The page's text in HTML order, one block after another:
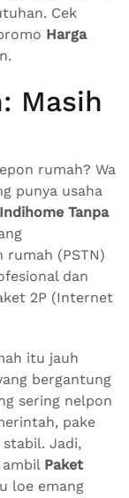
Cek
Harga
Masih
rumah? Wa
punya usaha
Tanpa
(PSTN)
dan
2P (Internet
itu jauh
bergantung
sering nelpon
pake
Jadi,
Paket
loe emang